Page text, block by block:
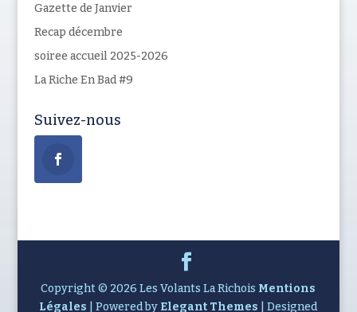
Gazette de Janvier
Recap décembre
soiree accueil 2025-2026
La Riche En Bad #9
Suivez-nous
Copyright © 2026 Les Volants La Richois Mentions
Légales | Powered by Elegant Themes | Designed